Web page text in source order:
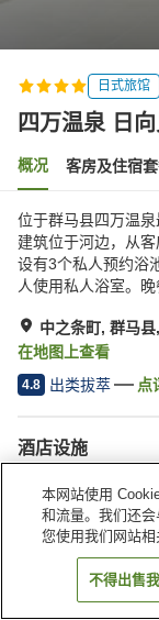
日式旅馆
四万温泉 日
概况 客房及住宿
位于群马县四万温泉
建筑位于河边，从
设有3个私人预约浴
人使用私人浴室。
中之条町, 群马
在地图上查看
4.8 出类拔萃 点
酒店设施
餐厅
日本 群马
本网站使用
和流量。我们还
您使用我们网站相
不得出售